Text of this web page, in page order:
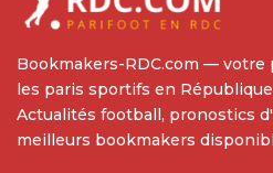
Bookmakers-RDC.com —
les paris sportifs en
Actualités football, pronostics
meilleurs bookmakers